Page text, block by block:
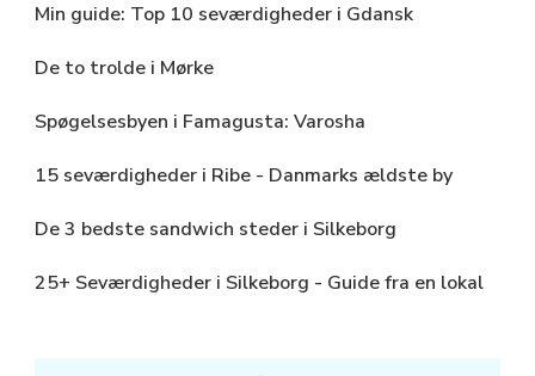
Min guide: Top 10 seværdigheder i Gdansk
De to trolde i Mørke
Spøgelsesbyen i Famagusta: Varosha
15 seværdigheder i Ribe - Danmarks ældste by
De 3 bedste sandwich steder i Silkeborg
25+ Seværdigheder i Silkeborg - Guide fra en lokal